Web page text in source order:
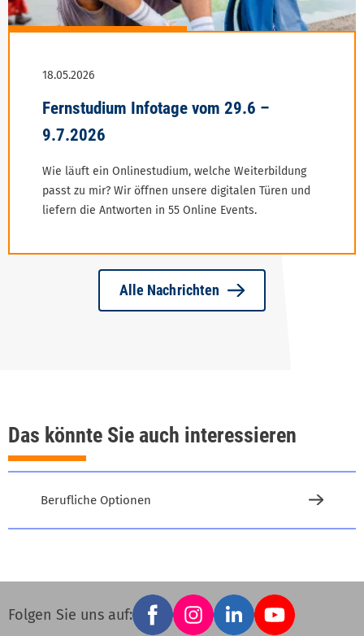
Wie läuft ein Onlinestudium, welche Weiterbildung
passt zu mir? Wir öffnen unsere digitalen Türen und
liefern die Antworten in 55 Online Events.
Alle Nachrichten
Das könnte Sie auch interessieren
Berufliche Optionen
Social
Folgen Sie uns auf:
FacebookInstagramLinkedInYouTube